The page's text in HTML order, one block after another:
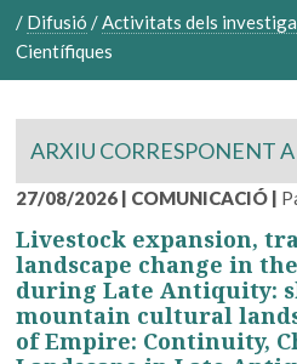
/ Difusió /Activitats dels
Científiques
ARXIU CORRESPONENT A
27/08/2026 | COMUNICACIÓ |
Livestock expansion,
landscape change in
during Late Antiquity:
mountain cultural
of Empire: Continuity,